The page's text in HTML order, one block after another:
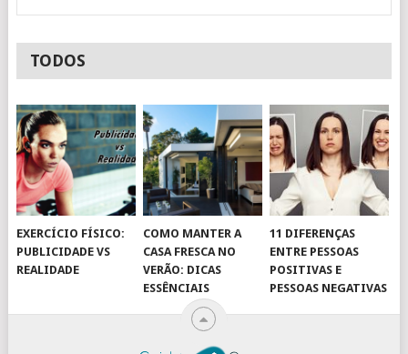
TODOS
EXERCÍCIO FÍSICO:
PUBLICIDADE VS
REALIDADE
COMO MANTER A
CASA FRESCA NO
VERÃO: DICAS
ESSÊNCIAIS
11 DIFERENÇAS
ENTRE PESSOAS
POSITIVAS E
PESSOAS NEGATIVAS